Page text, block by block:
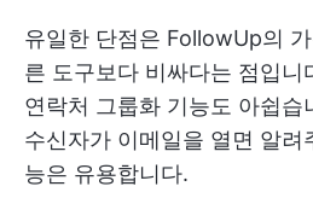
유일한 단점은 FollowUp의
른 도구보다 비싸다는 점입니
연락처 그룹화 기능도 아쉽습
수신자가 이메일을 열면 알
능은 유용합니다.